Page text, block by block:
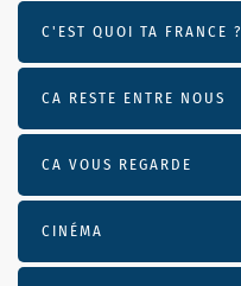
C'EST QUOI TA FRANCE ?
CA RESTE ENTRE NOUS
CA VOUS REGARDE
CINÉMA